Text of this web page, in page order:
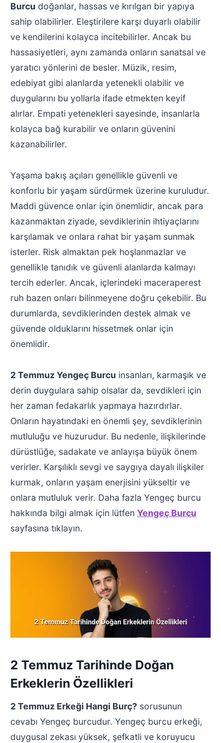
Burcu doğanlar, hassas ve kırılgan bir yapıya
sahip olabilirler. Eleştirilere karşı duyarlı olabilir
ve kendilerini kolayca incitebilirler. Ancak bu
hassasiyetleri, aynı zamanda onların sanatsal ve
yaratıcı yönlerini de besler. Müzik, resim,
edebiyat gibi alanlarda yetenekli olabilir ve
duygularını bu yollarla ifade etmekten keyif
alırlar. Empati yetenekleri sayesinde, insanlarla
kolayca bağ kurabilir ve onların güvenini
kazanabilirler.
Yaşama bakış açıları genellikle güvenli ve
konforlu bir yaşam sürdürmek üzerine kuruludur.
Maddi güvence onlar için önemlidir, ancak para
kazanmaktan ziyade, sevdiklerinin ihtiyaçlarını
karşılamak ve onlara rahat bir yaşam sunmak
isterler. Risk almaktan pek hoşlanmazlar ve
genellikle tanıdık ve güvenli alanlarda kalmayı
tercih ederler. Ancak, içlerindeki maceraperest
ruh bazen onları bilinmeyene doğru çekebilir. Bu
durumlarda, sevdiklerinden destek almak ve
güvende olduklarını hissetmek onlar için
önemlidir.
2 Temmuz Yengeç Burcu insanları, karmaşık ve
derin duygulara sahip olsalar da, sevdikleri için
her zaman fedakarlık yapmaya hazırdırlar.
Onların hayatındaki en önemli şey, sevdiklerinin
mutluluğu ve huzurudur. Bu nedenle, ilişkilerinde
dürüstlüğe, sadakate ve anlayışa büyük önem
verirler. Karşılıklı sevgi ve saygıya dayalı ilişkiler
kurmak, onların yaşam enerjisini yükseltir ve
onlara mutluluk verir. Daha fazla Yengeç burcu
hakkında bilgi almak için lütfen Yengeç Burcu
sayfasına tıklayın.
2 Temmuz Tarihinde Doğan
Erkeklerin Özellikleri
2 Temmuz Erkeği Hangi Burç? sorusunun
cevabı Yengeç burcudur. Yengeç burcu erkeği,
duygusal zekası yüksek, şefkatli ve koruyucu